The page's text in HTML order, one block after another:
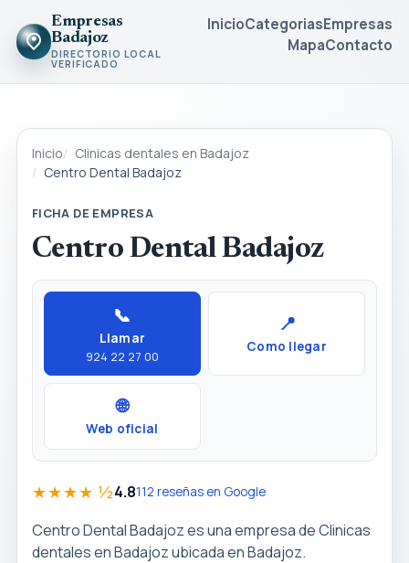
Empresas
Badajoz
DIRECTORIO LOCAL
VERIFICADO
InicioCategoriasEmpresas
MapaContacto
Inicio
Clinicas dentales en Badajoz
Centro Dental Badajoz
FICHA DE EMPRESA
Centro Dental Badajoz
📞
Llamar
924 22 27 00
📍
Como llegar
🌐
Web oficial
★★★★ ½4.8112 reseñas en Google
Centro Dental Badajoz es una empresa de Clinicas
dentales en Badajoz ubicada en Badajoz.